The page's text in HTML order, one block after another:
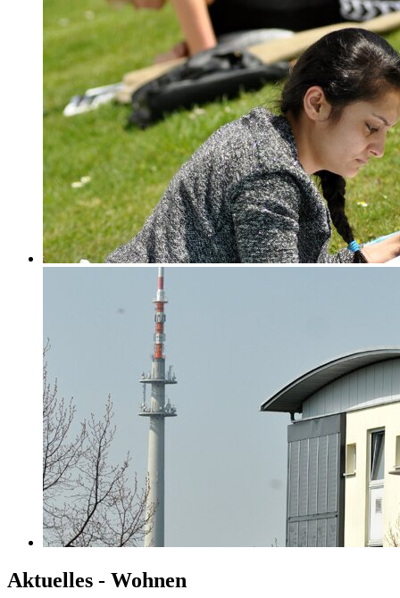
Aktuelles - Wohnen